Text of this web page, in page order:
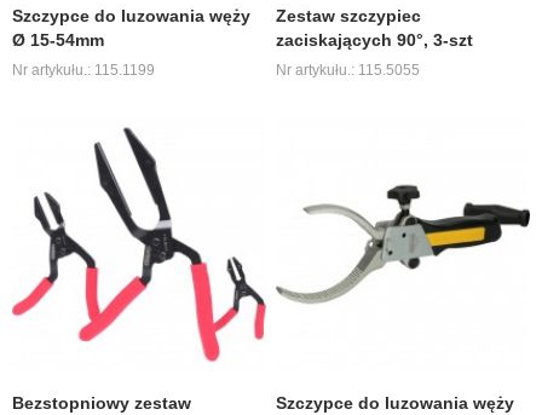
Szczypce do luzowania węży
Ø 15-54mm
Nr artykułu.: 115.1199
Zestaw szczypiec
zaciskających 90°, 3-szt
Nr artykułu.: 115.5055
Bezstopniowy zestaw
Szczypce do luzowania węży